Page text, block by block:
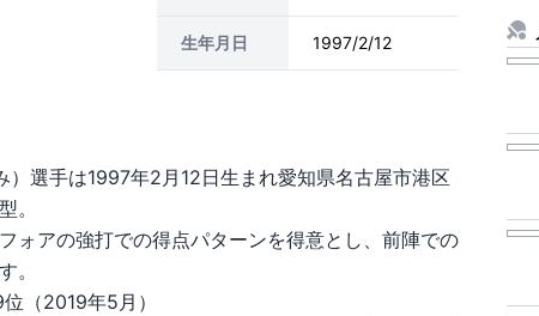
生年月日 1997/2/12
選手は1997年2月12日生まれ愛知県名古屋市港区
。
ォアの強打での得点パターンを得意とし、前陣での
。
（2019年5月）